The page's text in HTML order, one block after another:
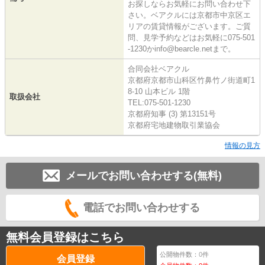
お探しならお気軽にお問い合わせ下
さい。ベアクルには京都市中京区エ
リアの賃貸情報がございます。ご質
問、見学予約などはお気軽に075-501
-1230かinfo@bearcle.netまで。
取扱会社
合同会社ベアクル
京都府京都市山科区竹鼻竹ノ街道町1
8-10 山本ビル 1階
TEL:075-501-1230
京都府知事 (3) 第13151号
京都府宅地建物取引業協会
情報の見方
メールでお問い合わせする(無料)
電話でお問い合わせする
無料会員登録はこちら
会員登録 公開物件数：0件